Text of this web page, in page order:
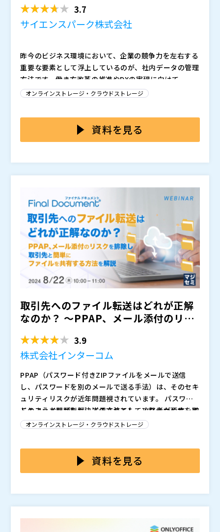
3.7
サイエンスパーク株式会社
昨今のビジネス環境において、企業の競争力を左右する
重要な要素として浮上しているのが、社内データの管理
方法です。働き方改革の推進やDXの実現に向けて、多
くの企業がオンプレミスのファイルサーバーからクラウ
オンプレミスのファイルサーバーは、容量の制限や災害
れたローカルファイルの管理や、利用者任せとなりがち
なデータのアップロード、複数箇所に散在する同一ファ
本セミナーでは、「Passage Drive」と「CFKeeper」
を組み合わせた、Boxによる新しいファイル管理の手法
ローカルファイルを自動的にBoxへアップロードし、社
内のすべての業務データをクラウド上で一元管理できる
点にあります。また、BoxDriveやBoxEdit内のファイ
ルを自動暗号化し、マルウェアによるファイル持ち出し
を制限することにより、データの機密性を担保すること
が可能です。場所を問わない新しい働き方の実現に向け
て、本セミナーでは具体的な導入手順や活用方法につい
て詳しく解説いたします。社内データの管理方法にお悩
みの方はぜひご参加ください。
サイエンスパーク株式会社 （）
株式会社オープンソース活用研究所（
） マジセミ株式
会社（）
※共催、協賛、協力、講演企業は将来的に追加、削除さ
れる可能性があります。
オンラインストレージ・クラウドストレージ
資料を見る
取引先へのファイル転送はどれが正解
なのか？ ～PPAP、メール添付のリス
3.9
株式会社インターコム
PPAP（パスワード付きZIPファイルをメールで送信
し、パスワードを別のメールで送る手法）は、そのセキ
ュリティリスクが近年問題視されています。 パスワー
ドとファイルが別々に送信されても、攻撃者が両方を取
得する可能性があり、安全性が確保できません。 ま
問題があります。 簡単に盗聴することができますし、
メールアドレスを間違えて誤送信してしまうリスクもあ
このような問題を解決する方法として、クラウドサービ
スを利用する方法もあります。 しかし、無料のクラウ
できないため、万一トラブルが発生した場合の原因究明
が遅れる、追跡できないなどの事態が起こります。
送”がワンパッケージになったクラウドサービス「Final
Document」を活用し、取引先と簡単にファイル共有
株式会社オープンソース活用研究所（） マジセミ株式
会社（） ※共催、協賛、協力、講演企業は将来的に追
加、削除される可能性があります。
オンラインストレージ・クラウドストレージ
資料を見る